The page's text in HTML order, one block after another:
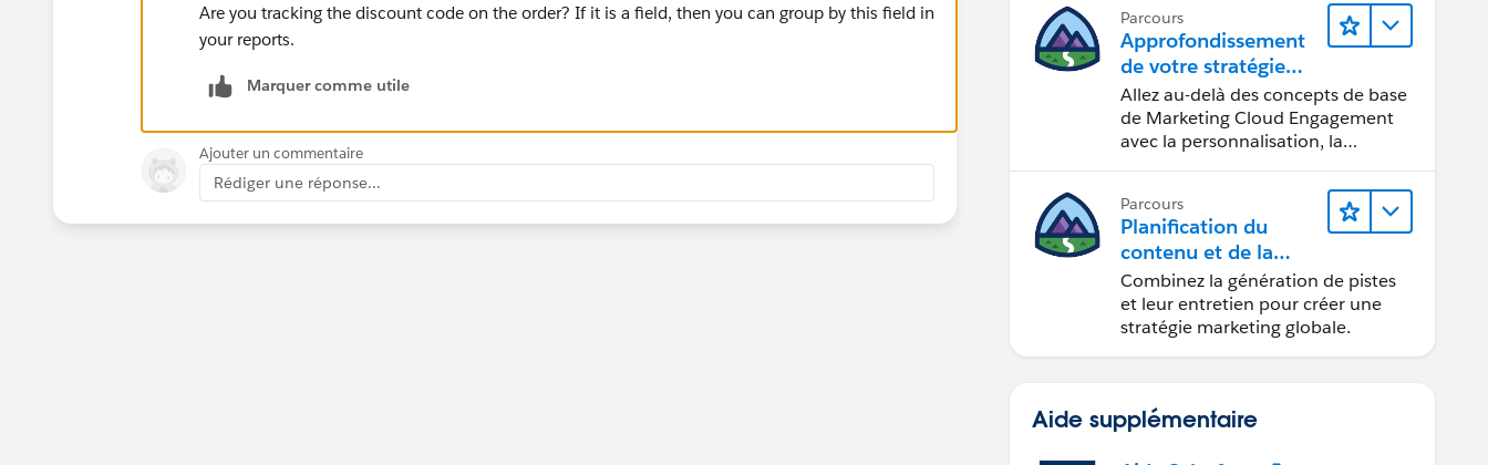
Are you tracking the discount code on the order? If it is a field, then you can group by this field in
your reports.
Marquer comme utile
Ajouter un commentaire
Rédiger une réponse...
Parcours
Approfondissement
de votre stratégie
marketing
Allez au-delà des concepts de base
de Marketing Cloud Engagement
avec la personnalisation, la
Parcours
Planification du
contenu et de la
stratégie marketing
avec
Marketing Cloud
Account Engagemen
Combinez la génération de pistes
et leur entretien pour créer une
stratégie marketing globale.
Aide supplémentaire